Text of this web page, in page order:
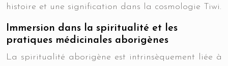
histoire et une signification dans la cosmologie Tiwi.
Immersion dans la spiritualité et les
pratiques médicinales aborigènes
La spiritualité aborigène est intrinsèquement liée à